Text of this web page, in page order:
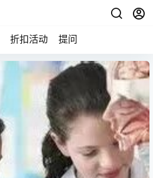
折扣活动 提问